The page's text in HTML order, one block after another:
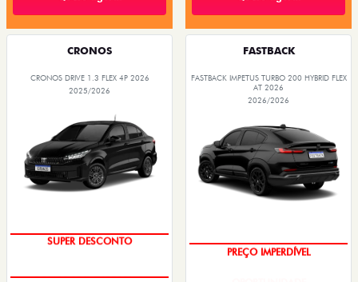
CRONOS
CRONOS DRIVE 1.3 FLEX 4P 2026
2025/2026
SUPER DESCONTO
FASTBACK
FASTBACK IMPETUS TURBO 200 HYBRID FLEX
AT 2026
2026/2026
PREÇO IMPERDÍVEL